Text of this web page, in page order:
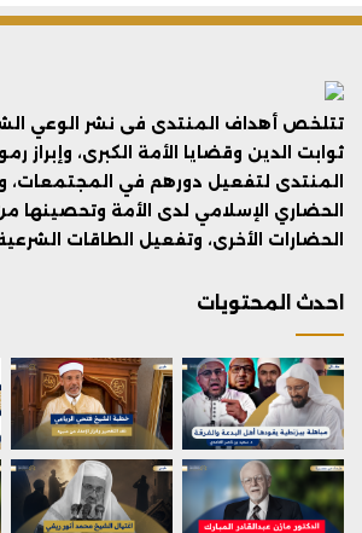
تتلخص أهداف المنتدى فى نشر الوعي
ثوابت الدين وقضايا الأمة الكبرى، وإبراز
المنتدى لتفعيل دورهم في المجتمعات،
الحضاري الإسلامي لدى الأمة وتحصينها
الحضارات الأخرى، وتفعيل الطاقات
احدث المحتويات